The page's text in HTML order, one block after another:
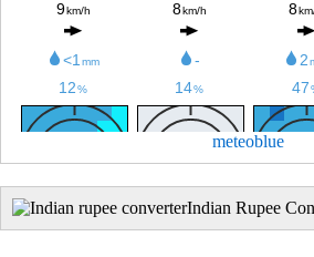
meteoblue
Indian Rupee